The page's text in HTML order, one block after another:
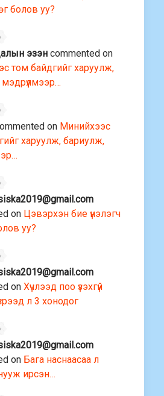
болов уу?
эзэн commented on
том байдгийг харуулж,
on Минийхээс
харуулж, бариулж,
on Цэвэрхэн бие үнэлэгч
уу?
on Хүчлээд поо үзэхгүй
л 3 хонодог
on Бага наснаасаа л
ирсэн…